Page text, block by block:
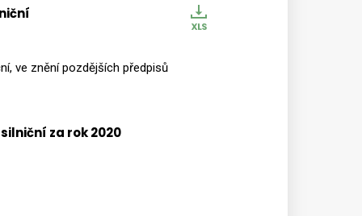
Daňová
kalkulačka
ve znění pozdějších předpisů
za rok 2020